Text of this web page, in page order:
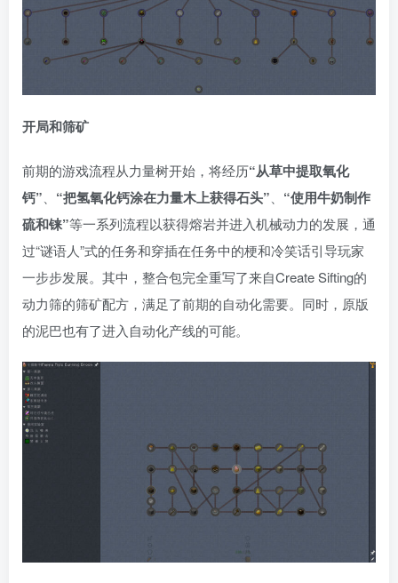
开局和筛矿
前期的游戏流程从力量树开始，将经历“从草中提取氧化
钙”
“把氢氧化钙涂在力量木上获得石头”
“使用牛奶制作
硫和铼”等一系列流程以获得熔岩并进入机械动力的发展，通
过“谜语人”式的任务和穿插在任务中的梗和冷笑话引导玩家
一步步发展。其中，整合包完全重写了来自Create Sifting的
动力筛的筛矿配方，满足了前期的自动化需要。同时，原版
的泥巴也有了进入自动化产线的可能。